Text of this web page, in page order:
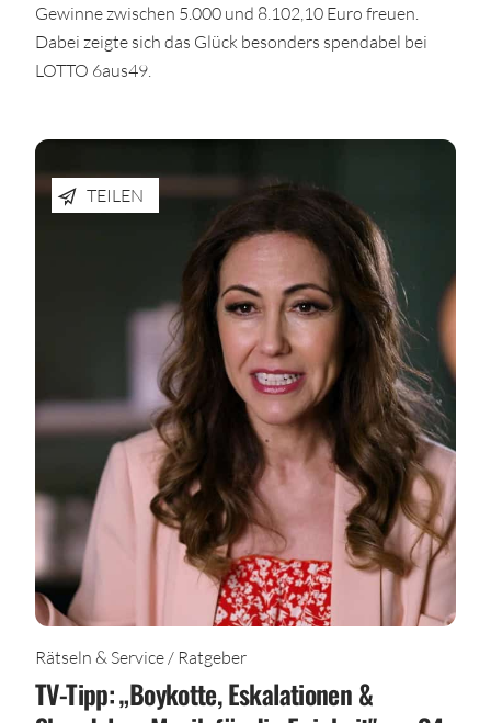
Gewinne zwischen 5.000 und 8.102,10 Euro freuen.
Dabei zeigte sich das Glück besonders spendabel bei
LOTTO 6aus49.
TEILEN
Rätseln & Service / Ratgeber
TV-Tipp: „Boykotte, Eskalationen &